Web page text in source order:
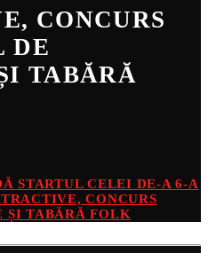
CONCURS
DE
TABĂRĂ
STARTUL CELEI DE-A 6-A
CONCURS
ȘI TABĂRĂ FOLK